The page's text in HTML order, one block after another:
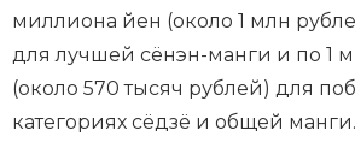
миллиона йен (около 1 млн
для лучшей сёнэн-манги и по 1
(около 570 тысяч рублей) для
категориях сёдзё и общей манги.